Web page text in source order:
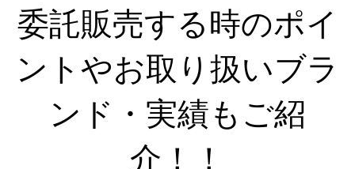
委託販売する時のポイ
ントやお取り扱いブラ
ンド・実績もご紹
介！！